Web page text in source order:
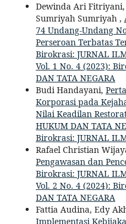
Dewinda Ari Fitriyani,
Sumriyah Sumriyah ,
74 Undang-Undang
Perseroan Terbatas
Birokrasi: JURNAL
Vol. 1 No. 4 (2023):
DAN TATA NEGARA
Budi Handayani,
Korporasi pada
Nilai Keadilan
HUKUM DAN TATA
Birokrasi: JURNAL
Rafael Christian
Pengawasan dan
Birokrasi: JURNAL
Vol. 2 No. 4 (2024):
DAN TATA NEGARA
Fattia Audina, Edy
Implementasi